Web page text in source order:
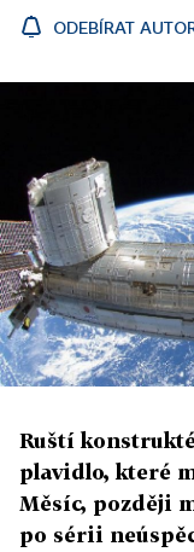
ODEBÍRAT
Ruští
plavidlo, které
Měsíc, později
po sérii